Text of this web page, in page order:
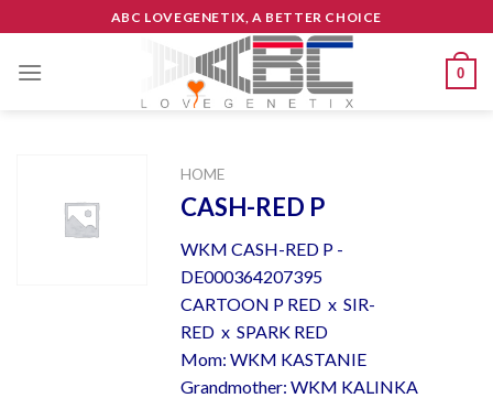
to
content
ABC LOVEGENETIX, A BETTER CHOICE
0
HOME
CASH-RED P
WKM CASH-RED P -
DE000364207395
CARTOON P RED x SIR-
RED x SPARK RED
Mom: WKM KASTANIE
Grandmother: WKM KALINKA